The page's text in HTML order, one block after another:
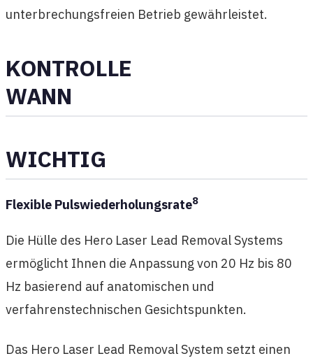
unterbrechungsfreien Betrieb gewährleistet.
KONTROLLE
WANN
WICHTIG
Flexible Pulswiederholungsrate8
Die Hülle des Hero Laser Lead Removal Systems
ermöglicht Ihnen die Anpassung von 20 Hz bis 80
Hz basierend auf anatomischen und
verfahrenstechnischen Gesichtspunkten.
Das Hero Laser Lead Removal System setzt einen